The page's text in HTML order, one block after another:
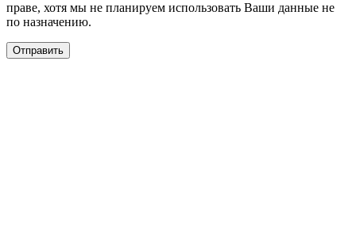
праве, хотя мы не планируем использовать Ваши данные не
по назначению.
Отправить